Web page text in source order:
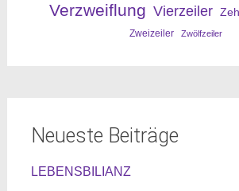
Verzweiflung Vierzeiler
Zweizeiler Zwölfzeiler
Neueste Beiträge
LEBENSBILIANZ